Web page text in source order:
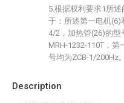
Description
5.根据权利要求1所
于：所述第一电机(6)
4/2，加热管(26)的型
MRH-1232-110T，
号均为ZCB-1/200Hz。